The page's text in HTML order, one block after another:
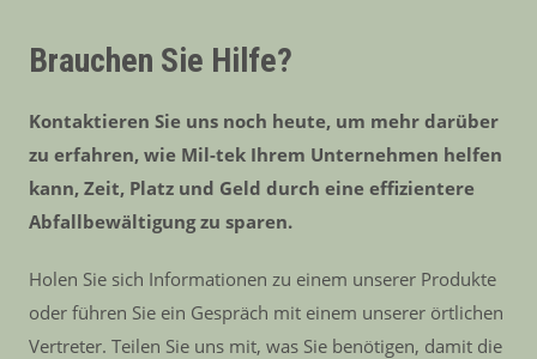
Brauchen Sie Hilfe?
Kontaktieren Sie uns noch heute, um mehr darüber
zu erfahren, wie Mil-tek Ihrem Unternehmen helfen
kann, Zeit, Platz und Geld durch eine effizientere
Abfallbewältigung zu sparen.
Holen Sie sich Informationen zu einem unserer Produkte
oder führen Sie ein Gespräch mit einem unserer örtlichen
Vertreter. Teilen Sie uns mit, was Sie benötigen, damit die